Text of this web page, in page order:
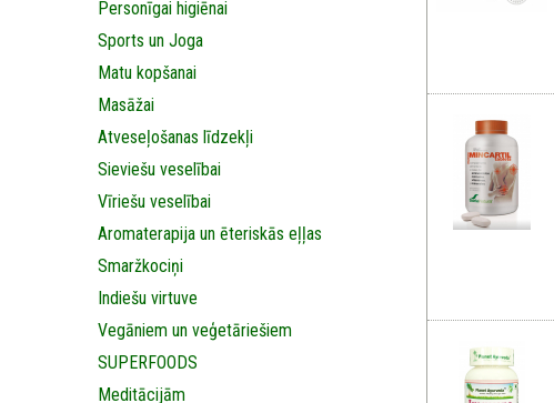
Personīgai higiēnai
Sports un Joga
Matu kopšanai
Masāžai
Аtveseļošanas līdzekļi
Sieviešu veselībai
Vīriešu veselībai
Aromaterapija un ēteriskās eļļas
Smaržkociņi
Indiešu virtuve
Vegāniem un veģetāriešiem
SUPERFOODS
Meditācijām